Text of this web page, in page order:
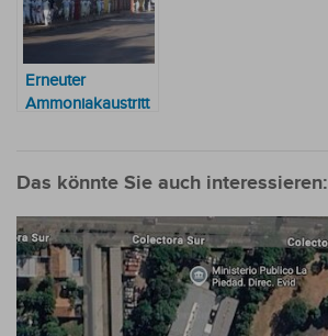
Erneuter
Ammoniakaustritt
Das könnte Sie auch interessieren: